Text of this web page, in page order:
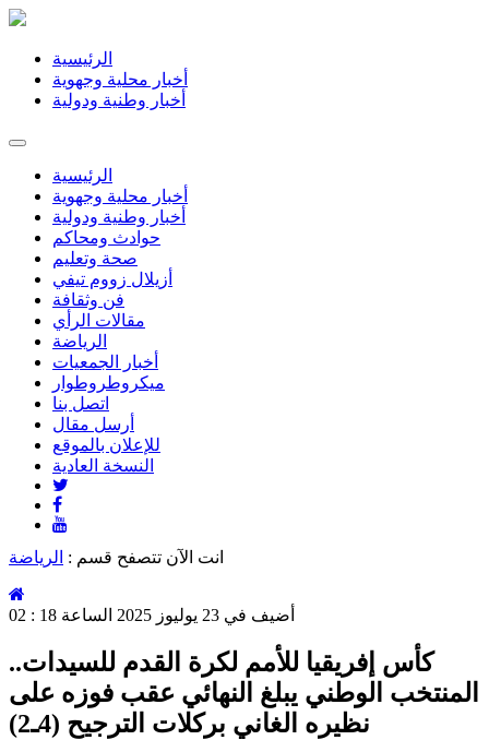
الرئيسية
أخبار محلية وجهوية
أخبار وطنية ودولية
الرئيسية
أخبار محلية وجهوية
أخبار وطنية ودولية
حوادث ومحاكم
صحة وتعليم
أزيلال زووم تيفي
فن وثقافة
مقالات الرأي
الرياضة
أخبار الجمعيات
ميكروطروطوار
اتصل بنا
أرسل مقال
للإعلان بالموقع
النسخة العادية
انت الآن تتصفح قسم : الرياضة
أضيف في 23 يوليوز 2025 الساعة 18 : 02
كأس إفريقيا للأمم لكرة القدم للسيدات..
المنتخب الوطني يبلغ النهائي عقب فوزه على
نظيره الغاني بركلات الترجيح (4ـ2)